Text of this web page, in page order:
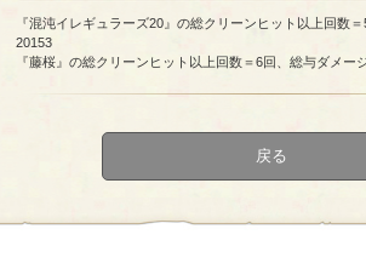
『混沌イレギュラーズ20』の総クリーンヒット以上回数
20153
『藤桜』の総クリーンヒット以上回数＝6回、総与ダメー
戻る